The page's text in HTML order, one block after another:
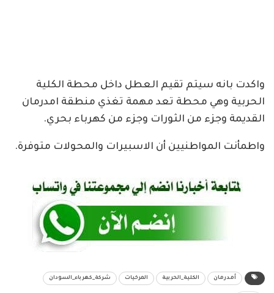
واكدت بانه سيتم تقيم العطل داخل محطة الكلية
الحربية وهي محطة تعد مهمة تغذي منطقة امدرمان
القديمة وجزء من الثورات وجزء من كهرباء بحري.
واطمأنت المواطنيين أن الاسبيرات والمحولات متوفرة.
أمدرمان الكلية_الحربية المرخيات شركة_كهرباء_السودان